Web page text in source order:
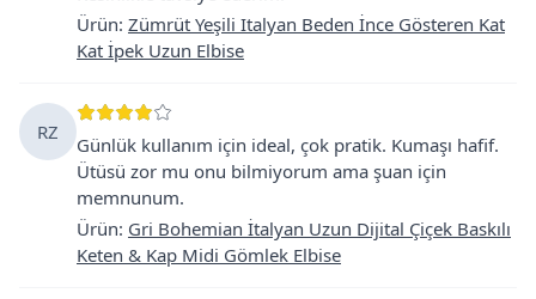
Ürün: Zümrüt Yeşili Italyan Beden İnce Gösteren Kat
Kat İpek Uzun Elbise
RZ
Günlük kullanım için ideal, çok pratik. Kumaşı hafif.
Ütüsü zor mu onu bilmiyorum ama şuan için
memnunum.
Ürün: Gri Bohemian İtalyan Uzun Dijital Çiçek Baskılı
Keten & Kap Midi Gömlek Elbise